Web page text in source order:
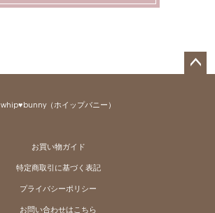
whip♥bunny（ホイップバニー）
お買い物ガイド
特定商取引に基づく表記
プライバシーポリシー
お問い合わせはこちら